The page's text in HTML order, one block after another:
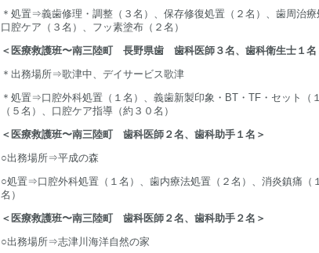
＊処置⇒義歯修理・調整（３名）、保存修復処置（２名）、歯周
口腔ケア（３名）、フッ素塗布（２名）
＜医療救護班〜南三陸町 長野県歯 歯科医師３名、歯科衛生士１名
＊出務場所⇒歌津中、デイサービス歌津
＊処置⇒口腔外科処置（１名）、義歯新製印象・BT・TF・セット（
（５名）、口腔ケア指導（約３０名）
＜医療救護班〜南三陸町 歯科医師２名、歯科助手１名＞
○出務場所⇒平成の森
○処置⇒口腔外科処置（１名）、歯内療法処置（２名）、消炎鎮痛（
名）
＜医療救護班〜南三陸町 歯科医師２名、歯科助手２名＞
○出務場所⇒志津川海洋自然の家